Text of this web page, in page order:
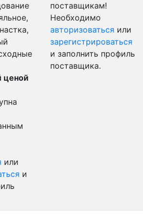
ценой
или
и
поставщикам!
Необходимо
авторизоваться или
зарегистрироваться
и заполнить профиль
поставщика.